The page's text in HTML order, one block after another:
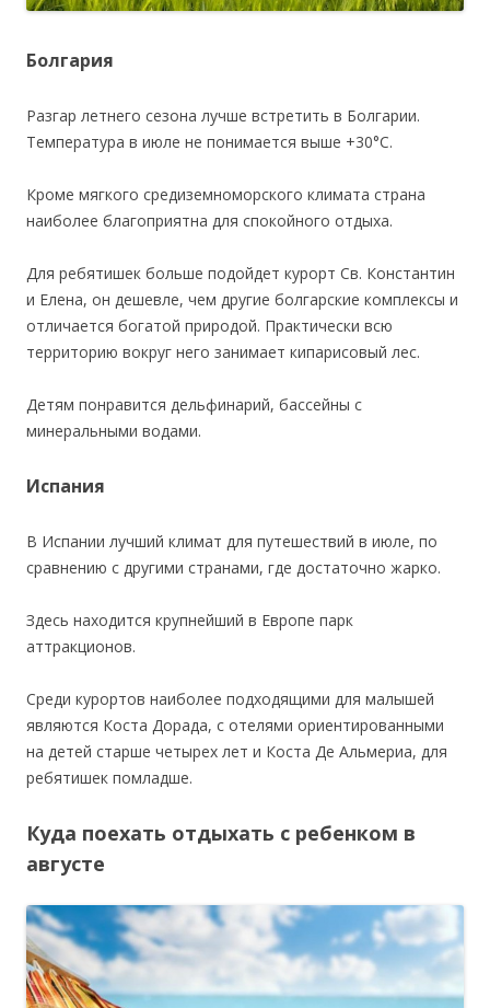
Болгария
Разгар летнего сезона лучше встретить в Болгарии.
Температура в июле не понимается выше +30°С.
Кроме мягкого средиземноморского климата страна
наиболее благоприятна для спокойного отдыха.
Для ребятишек больше подойдет курорт Св. Константин
и Елена, он дешевле, чем другие болгарские комплексы и
отличается богатой природой. Практически всю
территорию вокруг него занимает кипарисовый лес.
Детям понравится дельфинарий, бассейны с
минеральными водами.
Испания
В Испании лучший климат для путешествий в июле, по
сравнению с другими странами, где достаточно жарко.
Здесь находится крупнейший в Европе парк
аттракционов.
Среди курортов наиболее подходящими для малышей
являются Коста Дорада, с отелями ориентированными
на детей старше четырех лет и Коста Де Альмериа, для
ребятишек помладше.
Куда поехать отдыхать с ребенком в
августе